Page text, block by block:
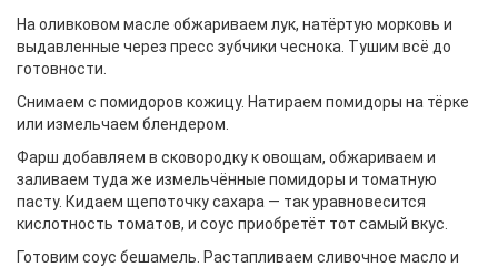
На оливковом масле обжариваем лук, натёртую морковь и
выдавленные через пресс зубчики чеснока. Тушим всё до
готовности.
Снимаем с помидоров кожицу. Натираем помидоры на тёрке
или измельчаем блендером.
Фарш добавляем в сковородку к овощам, обжариваем и
заливаем туда же измельчённые помидоры и томатную
пасту. Кидаем щепоточку сахара — так уравновесится
кислотность томатов, и соус приобретёт тот самый вкус.
Готовим соус бешамель. Растапливаем сливочное масло и